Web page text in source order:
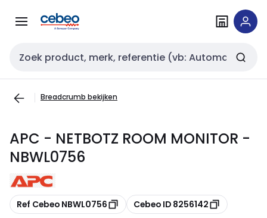
naar
naar
Zoekveld invoer
Breadcrumb bekijken
APC - NETBOTZ ROOM MONITOR -
NBWL0756
Kopiëren
Ref Cebeo NBWL0756 Kopiëren
Cebeo ID 8256142